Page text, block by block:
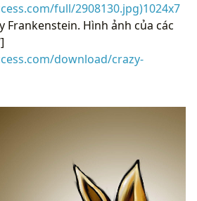
full/2908130.jpg)1024x7
Frankenstein. Hình ảnh của các
download/crazy-